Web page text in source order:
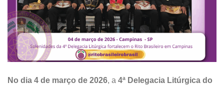
No dia 4 de março de 2026, a 4ª Delegacia Litúrgica do